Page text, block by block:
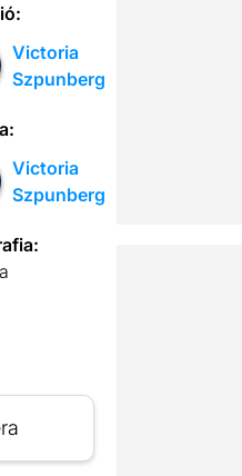
Victoria
Szpunberg
Victoria
Szpunberg